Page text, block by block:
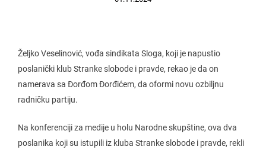
Željko Veselinović, vođa sindikata Sloga, koji je napustio
poslanički klub Stranke slobode i pravde, rekao je da on
namerava sa Đorđom Đorđićem, da oformi novu ozbiljnu
radničku partiju.
Na konferenciji za medije u holu Narodne skupštine, ova dva
poslanika koji su istupili iz kluba Stranke slobode i pravde, rekli